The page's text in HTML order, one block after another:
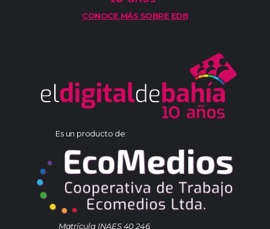
CONOCE MÁS SOBRE EDB
Es un producto de:
Matrícula INAES 40.246.